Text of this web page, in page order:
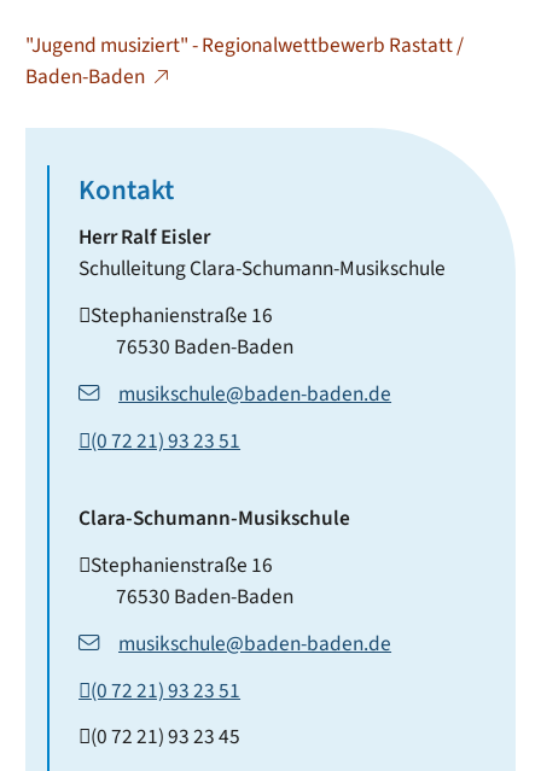
"Jugend musiziert" - Regionalwettbewerb Rastatt /
Baden-Baden
Kontakt
HerrRalfEisler
Schulleitung Clara-Schumann-Musikschule
Stephanienstraße 16
76530 Baden-Baden
musikschule@baden-baden.de
(07221) 932351
Clara-Schumann-Musikschule
Stephanienstraße 16
76530 Baden-Baden
musikschule@baden-baden.de
(07221) 932351
(07221) 932345